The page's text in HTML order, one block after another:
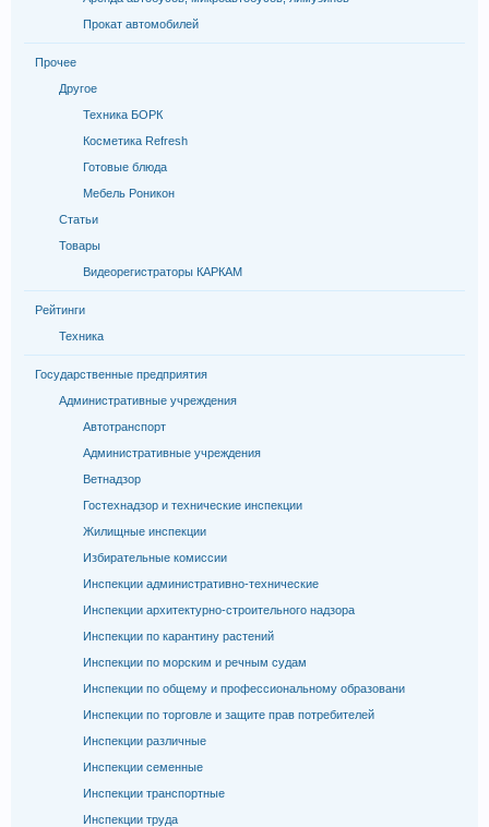
Прокат автомобилей
Прочее
Другое
Техника БОРК
Косметика Refresh
Готовые блюда
Мебель Роникон
Статьи
Товары
Видеорегистраторы КАРКАМ
Рейтинги
Техника
Государственные предприятия
Административные учреждения
Автотранспорт
Административные учреждения
Ветнадзор
Гостехнадзор и технические инспекции
Жилищные инспекции
Избирательные комиссии
Инспекции административно-технические
Инспекции архитектурно-строительного надзора
Инспекции по карантину растений
Инспекции по морским и речным судам
Инспекции по общему и профессиональному образовани
Инспекции по торговле и защите прав потребителей
Инспекции различные
Инспекции семенные
Инспекции транспортные
Инспекции труда